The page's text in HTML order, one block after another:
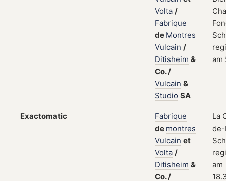
Volta /
Fabrique
de Montres
Vulcain /
Ditisheim &
Co./
Vulcain &
Studio SA
am
Exactomatic
Fabrique
de montres
Vulcain et
Volta /
Ditisheim &
Co./
La
de-
am